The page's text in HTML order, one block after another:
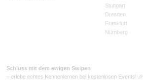
Stuttgart
Dresden
Frankfurt
Nürnberg
Schluss mit dem ewigen Swipen
– erlebe echtes Kennenlernen bei kostenlosen Events! 🎉